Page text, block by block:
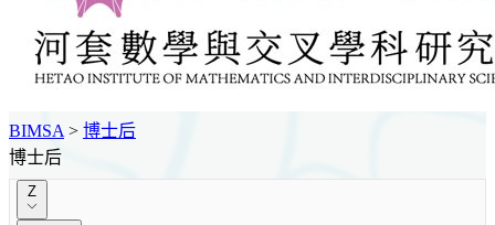
BIMSA > 博士后
博士后
Z